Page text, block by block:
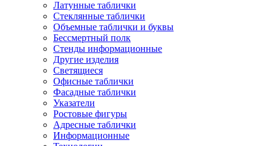
Латунные таблички
Стеклянные таблички
Объемные таблички и буквы
Бессмертный полк
Стенды информационные
Другие изделия
Светящиеся
Офисные таблички
Фасадные таблички
Указатели
Ростовые фигуры
Адресные таблички
Информационные